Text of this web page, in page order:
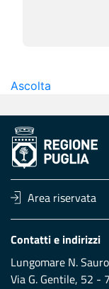
Ascolta
Area riservata
Contatti e indirizzi
Lungomare N.
Via G. Gentile, 52 -